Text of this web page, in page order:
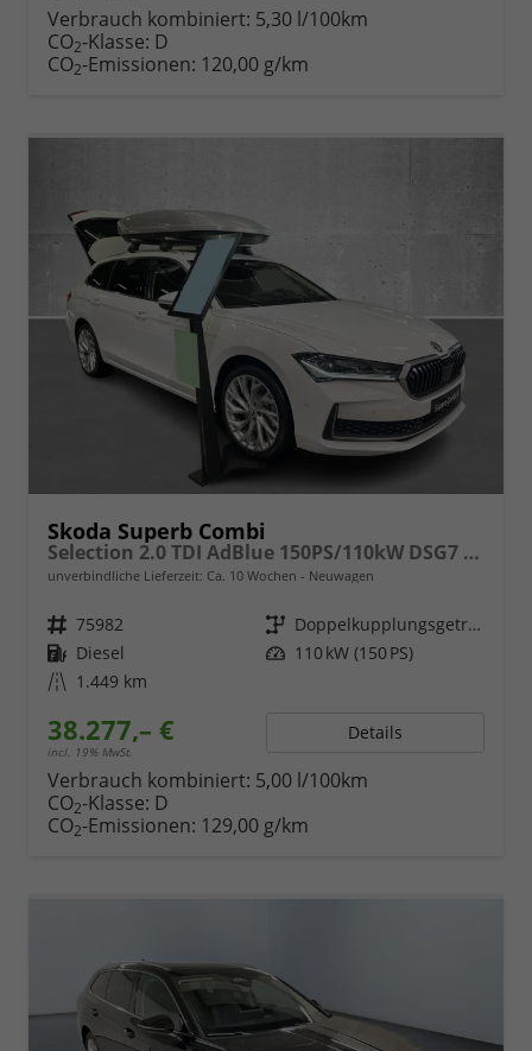
Verbrauch kombiniert: 5,30 l/100km
CO2-Klasse: D
CO2-Emissionen: 120,00 g/km
Skoda Superb Combi
Selection 2.0 TDI AdBlue 150PS/110kW DSG7 2026
unverbindliche Lieferzeit: Ca. 10 Wochen Neuwagen
Fahrzeugnr. 75982 Getriebe
Doppelkupplungsgetriebe (DSG)
Kraftstoff Diesel Leistung 110 kW (150 PS)
Kilometerstand 1.449 km
38.277,– €
incl. 19% MwSt.
Details
Verbrauch kombiniert: 5,00 l/100km
CO2-Klasse: D
CO2-Emissionen: 129,00 g/km